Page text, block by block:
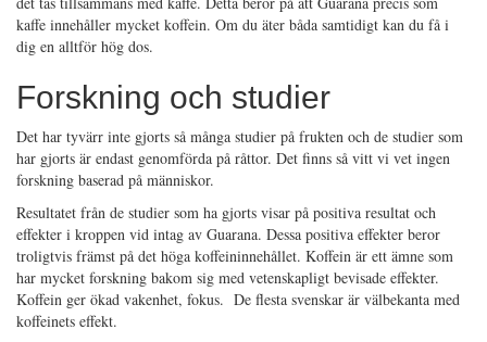
kaffe innehåller mycket koffein. Om du äter båda samtidigt kan du få i
dig en alltför hög dos.
Forskning och studier
Det har tyvärr inte gjorts så många studier på frukten och de studier som
har gjorts är endast genomförda på råttor. Det finns så vitt vi vet ingen
forskning baserad på människor.
Resultatet från de studier som ha gjorts visar på positiva resultat och
effekter i kroppen vid intag av Guarana. Dessa positiva effekter beror
troligtvis främst på det höga koffeininnehållet. Koffein är ett ämne som
har mycket forskning bakom sig med vetenskapligt bevisade effekter.
Koffein ger ökad vakenhet, fokus. De flesta svenskar är välbekanta med
koffeinets effekt.